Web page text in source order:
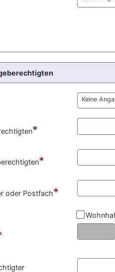
Keine
*
*
oder Postfach*